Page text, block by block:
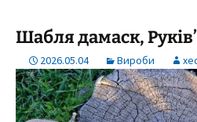
Шабля дамаск,
2026.05.04 Вироби